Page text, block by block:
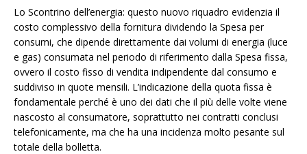
Lo Scontrino dell’energia: questo nuovo riquadro evidenzia il
costo complessivo della fornitura dividendo la Spesa per
consumi, che dipende direttamente dai volumi di energia (luce
e gas) consumata nel periodo di riferimento dalla Spesa fissa,
ovvero il costo fisso di vendita indipendente dal consumo e
suddiviso in quote mensili. L’indicazione della quota fissa è
fondamentale perché è uno dei dati che il più delle volte viene
nascosto al consumatore, soprattutto nei contratti conclusi
telefonicamente, ma che ha una incidenza molto pesante sul
totale della bolletta.